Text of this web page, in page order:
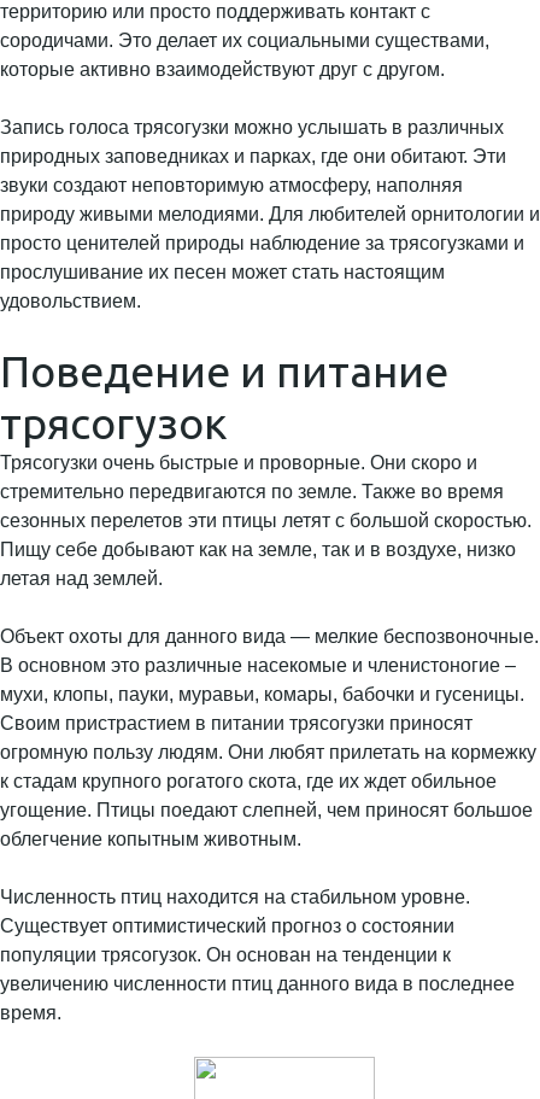
территорию или просто поддерживать контакт с
сородичами. Это делает их социальными существами,
которые активно взаимодействуют друг с другом.
Запись голоса трясогузки можно услышать в различных
природных заповедниках и парках, где они обитают. Эти
звуки создают неповторимую атмосферу, наполняя
природу живыми мелодиями. Для любителей орнитологии и
просто ценителей природы наблюдение за трясогузками и
прослушивание их песен может стать настоящим
удовольствием.
Поведение и питание
трясогузок
Трясогузки очень быстрые и проворные. Они скоро и
стремительно передвигаются по земле. Также во время
сезонных перелетов эти птицы летят с большой скоростью.
Пищу себе добывают как на земле, так и в воздухе, низко
летая над землей.
Объект охоты для данного вида — мелкие беспозвоночные.
В основном это различные насекомые и членистоногие –
мухи, клопы, пауки, муравьи, комары, бабочки и гусеницы.
Своим пристрастием в питании трясогузки приносят
огромную пользу людям. Они любят прилетать на кормежку
к стадам крупного рогатого скота, где их ждет обильное
угощение. Птицы поедают слепней, чем приносят большое
облегчение копытным животным.
Численность птиц находится на стабильном уровне.
Существует оптимистический прогноз о состоянии
популяции трясогузок. Он основан на тенденции к
увеличению численности птиц данного вида в последнее
время.